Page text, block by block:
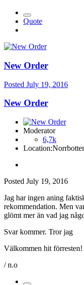
Quote
New Order
Posted July 19, 2016
New Order
Moderator
6,7k
Location:
Posted July 19, 2016
Jag har ingen aning
rekommendation. Men
glömt mer än vad jag
Svar kommer. Tror jag
Välkommen hit förresten!
/ n.o